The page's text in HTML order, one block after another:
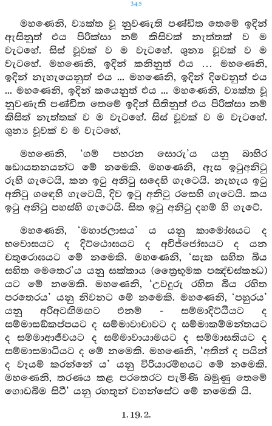
345
මහණෙනි, ව්‍යක්ත වූ නුවණැති පණ්ඩිත තෙමේ ඉදින්
ඇසිනුත් එය පිරික්සා නම් කිසිවක් නැත්තක් ව ම
වැටහේ. සිස් වූවක් ව ම වැටහේ. ශුන්‍ය වූවක් ව ම
වැටහේ. මහණෙනි, ඉදින් කනිනුත් එය … මහණෙනි,
ඉදින් නැහැයෙනුත් එය ... මහණෙනි, ඉදින් දිවෙනුත් එය
... මහණෙනි, ඉදින් කයෙනුත් එය ... මහණෙනි, ව්‍යක්ත වූ
නුවණැති පණ්ඩිත තෙමේ ඉදින් සිතිනුත් එය පිරික්සා නම්
කිසිත් නැත්තක් ව ම වැටහේ. සිස් වූවක් ව ම වැටහේ.
ශුන්‍ය වූවක් ව ම වැටහේ,
මහණෙනි, ‘ගම් පහරන සොරු’ය යනු බාහිර
ෂඩායතනයන්ට මේ නමෙකි. මහණෙනි, ඇස ඉටුඅනිටු
රූහි ගැටෙයි, කන ඉටු අනිටු සදෙහි ගැටෙයි. නැහැය ඉටු
අනිටු ගඳෙහි ගැටෙයි, දිව ඉටු අනිටු රසෙහි ගැටෙයි. කය
ඉටු අනිටු පහස්හි ගැටෙයි. සිත ඉටු අනිටු දහම් හි ගැටේ.
මහණෙනි, ‘මහාජලාසය’ ය යනු කාමෝඝයට ද
භවොඝයට ද දිට්ඨොඝයට ද අවිජ්ජෝඝයට ද යන
චතුරොඝයට මේ නමෙකි. මහණෙනි, ‘සැක සහිත බිය
සහිත මෙතෙර’ය යනු සක්කාය (ත්‍රෛභූමක පඤ්චස්කන්‍ධ)
යට මේ නමෙකි. මහණෙනි, ‘උවදුරු රහිත බිය රහිත
පරතෙරය’ යනු නිවනට මේ නමෙකි. මහණෙනි, ‘පහුරය’
යනු අරිඅටඟිමඟට එනම් - සම්මාදිට්ඨියට ද
සම්මාසඞ්කප්පයට ද සම්මාවාචාවට ද සම්මාකම්මන්තයට
ද සම්මාආජීවයට ද සම්මාවායාමයට ද සම්මාසතියට ද
සම්මාසමාධියට ද මේ නමෙකි. මහණෙනි, ‘අතින් ද පයින්
ද වෑයම් කරන්නේ ය’ යනු විරියාරම්භයට මේ නමෙකි.
මහණෙනි, තරණය කළ පරතෙරට පැමිණි බමුණු තෙමේ
ගොඩබිම සිටී’ යනු රහතුන් වහන්සේට මේ නමෙකි යි.
1. 19. 2.